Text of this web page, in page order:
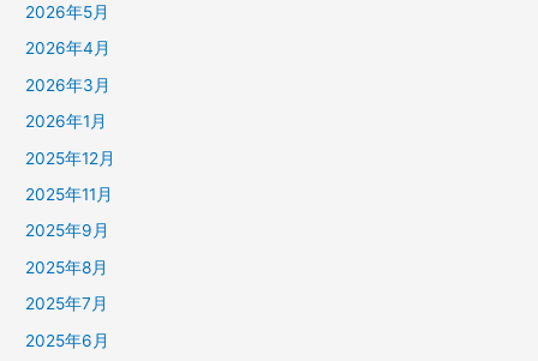
2026年5月
2026年4月
2026年3月
2026年1月
2025年12月
2025年11月
2025年9月
2025年8月
2025年7月
2025年6月